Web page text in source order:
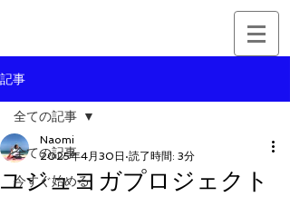
記事
全ての記事
今すぐ始める
全ての記事
ユジュヨガプロジェクト
Naomi
2025年4月30日 読了時間: 3分